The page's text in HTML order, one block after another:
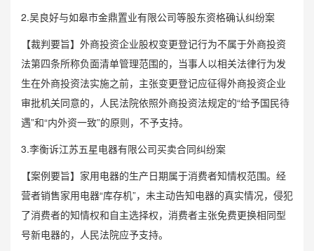
2.吴良好与如皋市金鼎置业有限公司等股东资格确认纠纷案
【裁判要旨】外商投资企业股权变更登记行为不属于外商投资
法第四条所称负面清单管理范围的，当事人以相关法律行为发
生在外商投资法实施之前，主张变更登记应征得外商投资企业
审批机关同意的，人民法院依照外商投资法规定的“给予国民待
遇”和“内外资一致”的原则，不予支持。
3.李衡诉江苏五星电器有限公司买卖合同纠纷案
【案例要旨】家用电器的生产日期属于消费者知情权范围。经
营者销售家用电器“库存机”，未主动告知电器的真实情况，侵犯
了消费者的知情权和自主选择权，消费者主张免费更换相同型
号新电器的，人民法院应予支持。